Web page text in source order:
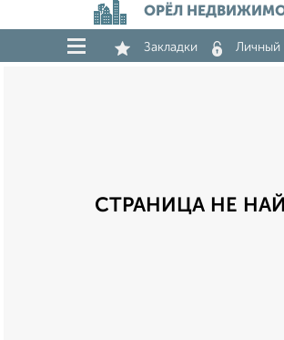
ОРЁЛ
Закладки Личный
СТРАНИЦА НЕ